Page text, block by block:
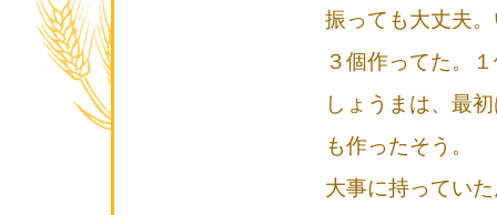
振っても大丈夫
３個作ってた。
しょうまは、最
も作ったそう。
大事に持ってい